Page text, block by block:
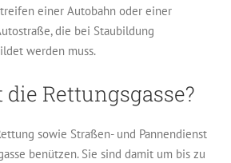
einer Autobahn oder einer
die bei Staubildung
werden muss.
Rettungsgasse?
sowie Straßen- und Pannendienst
benützen. Sie sind damit um bis zu